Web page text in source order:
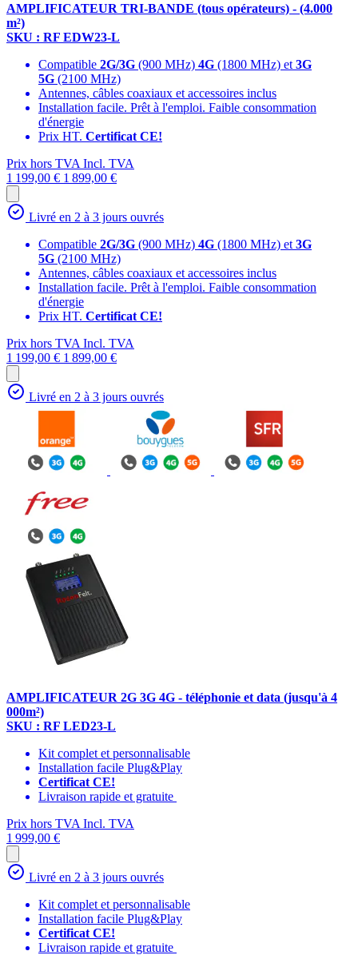
AMPLIFICATEUR TRI-BANDE (tous opérateurs) - (4.000
m²)
SKU : RF EDW23-L
Compatible 2G/3G (900 MHz) 4G (1800 MHz) et3G
5G (2100 MHz)
Antennes, câbles coaxiaux et accessoires inclus
Installation facile. Prêt à l'emploi. Faible consommation
d'énergie
Prix HT. Certificat CE!
Prix hors TVAIncl. TVA
1 199,00 € 1 899,00 €
Livré en 2 à 3 jours ouvrés
Compatible 2G/3G (900 MHz) 4G (1800 MHz) et3G
5G (2100 MHz)
Antennes, câbles coaxiaux et accessoires inclus
Installation facile. Prêt à l'emploi. Faible consommation
d'énergie
Prix HT. Certificat CE!
Prix hors TVAIncl. TVA
1 199,00 € 1 899,00 €
Livré en 2 à 3 jours ouvrés
AMPLIFICATEUR 2G 3G 4G - téléphonie et data (jusqu'à 4
000m²)
SKU : RF LED23-L
Kit complet et personnalisable
Installation facile Plug&Play
Certificat CE!
Livraison rapide et gratuite
Prix hors TVAIncl. TVA
1 999,00 €
Livré en 2 à 3 jours ouvrés
Kit complet et personnalisable
Installation facile Plug&Play
Certificat CE!
Livraison rapide et gratuite